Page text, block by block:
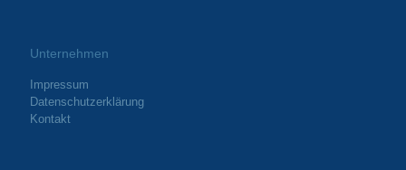
Unternehmen
Impressum
Datenschutzerklärung
Kontakt